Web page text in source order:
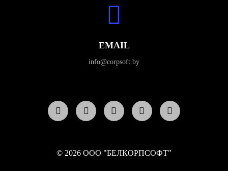
EMAIL
info@corpsoft.by
© 2026 ООО "БЕЛКОРПСОФТ"